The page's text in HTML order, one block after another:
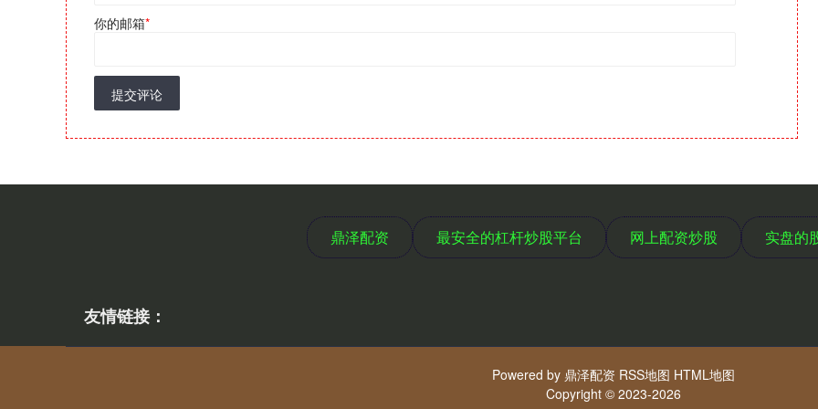
你的邮箱*
提交评论
鼎泽配资 最安全的杠杆炒股平台 网上配资炒股 实盘的
友情链接：
Powered by 鼎泽配资 RSS地图 HTML地图
Copyright © 2023-2026